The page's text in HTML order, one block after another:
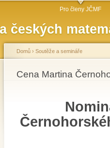
českých
Pro členy JČMF
Jste zde
Domů › Soutěže a semináře
Cena Martina